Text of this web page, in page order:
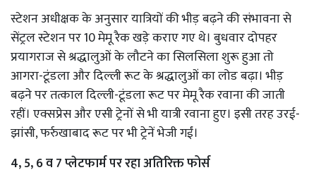
स्टेशन अधीक्षक के अनुसार यात्रियों की भीड़ बढ़ने की संभावना से
सेंट्रल स्टेशन पर 10 मेमू रैक खड़े कराए गए थे। बुधवार दोपहर
प्रयागराज से श्रद्धालुओं के लौटने का सिलसिला शुरू हुआ तो
आगरा-टूंडला और दिल्ली रूट के श्रद्धालुओं का लोड बढ़ा। भीड़
बढ़ने पर तत्काल दिल्ली-टूंडला रूट पर मेमू रैक रवाना की जाती
रहीं। एक्सप्रेस और एसी ट्रेनों से भी यात्री रवाना हुए। इसी तरह उरई-
झांसी, फर्रुखाबाद रूट पर भी ट्रेनें भेजी गईं।
4, 5, 6 व 7 प्लेटफार्म पर रहा अतिरिक्त फोर्स